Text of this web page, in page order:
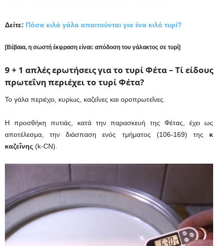
Δείτε: Πόσα κιλά γάλα απαιτούνται για ένα κιλό τυρί?
[Βέβαια, η σωστή έκφραση είναι: απόδοση του γάλακτος σε τυρί]
9 + 1 απλές ερωτήσεις για το τυρί Φέτα – Τί είδους
πρωτεΐνη περιέχει το τυρί Φέτα?
Το γάλα περιέχει, κυρίως, καζεΐνες και οροπρωτεΐνες.
Η προσθήκη πυτιάς, κατά την παρασκευή της Φέτας, έχει ως
αποτέλεσμα, την διάσπαση ενός τμήματος (106-169) της κ
καζεΐνης (k-CN).